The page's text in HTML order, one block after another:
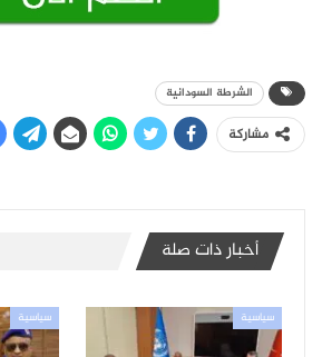
الشرطة السودانية
مشاركة
أخبار ذات صلة
سياسية سياسية